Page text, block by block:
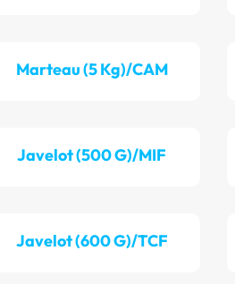
Marteau (5 Kg)/CAM
Javelot (500 G)/MIF
Javelot (600 G)/TCF